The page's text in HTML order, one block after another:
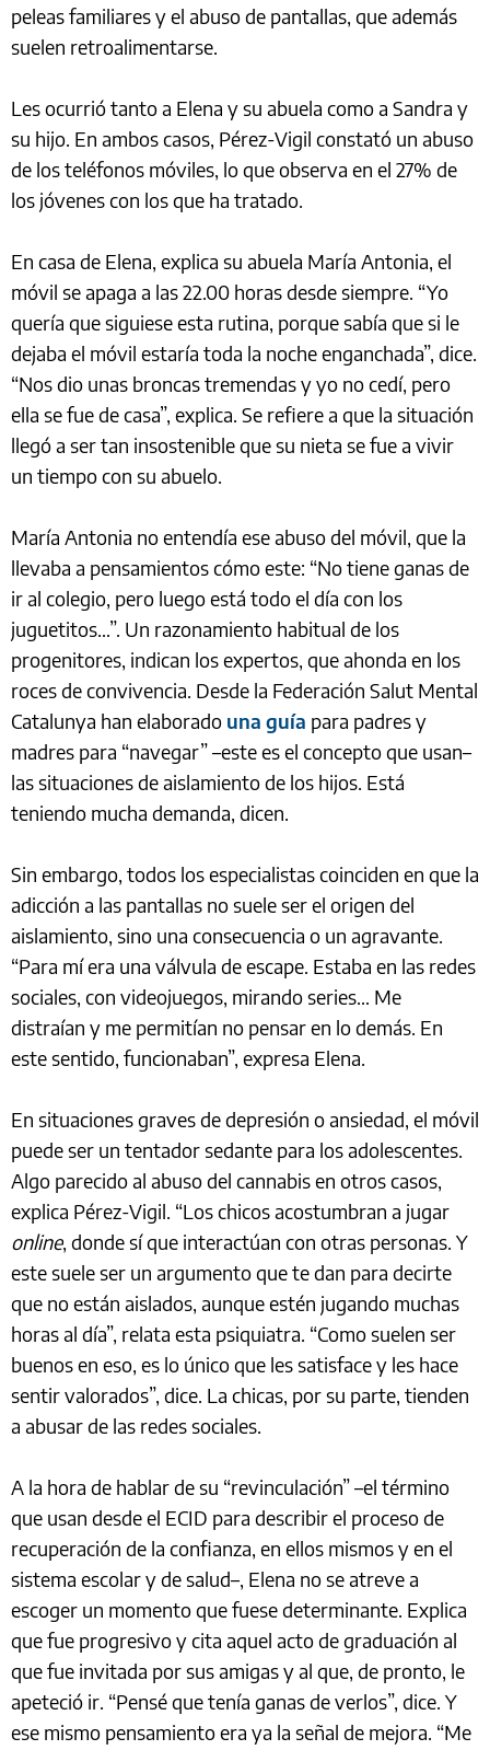
peleas familiares y el abuso de pantallas, que además
suelen retroalimentarse.
Les ocurrió tanto a Elena y su abuela como a Sandra y
su hijo. En ambos casos, Pérez-Vigil constató un abuso
de los teléfonos móviles, lo que observa en el 27% de
los jóvenes con los que ha tratado.
En casa de Elena, explica su abuela María Antonia, el
móvil se apaga a las 22.00 horas desde siempre. “Yo
quería que siguiese esta rutina, porque sabía que si le
dejaba el móvil estaría toda la noche enganchada”, dice.
“Nos dio unas broncas tremendas y yo no cedí, pero
ella se fue de casa”, explica. Se refiere a que la situación
llegó a ser tan insostenible que su nieta se fue a vivir
un tiempo con su abuelo.
María Antonia no entendía ese abuso del móvil, que la
llevaba a pensamientos cómo este: “No tiene ganas de
ir al colegio, pero luego está todo el día con los
juguetitos…”. Un razonamiento habitual de los
progenitores, indican los expertos, que ahonda en los
roces de convivencia. Desde la Federación Salut Mental
Catalunya han elaborado una guía para padres y
madres para “navegar” –este es el concepto que usan–
las situaciones de aislamiento de los hijos. Está
teniendo mucha demanda, dicen.
Sin embargo, todos los especialistas coinciden en que la
adicción a las pantallas no suele ser el origen del
aislamiento, sino una consecuencia o un agravante.
“Para mí era una válvula de escape. Estaba en las redes
sociales, con videojuegos, mirando series… Me
distraían y me permitían no pensar en lo demás. En
este sentido, funcionaban”, expresa Elena.
En situaciones graves de depresión o ansiedad, el móvil
puede ser un tentador sedante para los adolescentes.
Algo parecido al abuso del cannabis en otros casos,
explica Pérez-Vigil. “Los chicos acostumbran a jugar
online, donde sí que interactúan con otras personas. Y
este suele ser un argumento que te dan para decirte
que no están aislados, aunque estén jugando muchas
horas al día”, relata esta psiquiatra. “Como suelen ser
buenos en eso, es lo único que les satisface y les hace
sentir valorados”, dice. La chicas, por su parte, tienden
a abusar de las redes sociales.
A la hora de hablar de su “revinculación” –el término
que usan desde el ECID para describir el proceso de
recuperación de la confianza, en ellos mismos y en el
sistema escolar y de salud–, Elena no se atreve a
escoger un momento que fuese determinante. Explica
que fue progresivo y cita aquel acto de graduación al
que fue invitada por sus amigas y al que, de pronto, le
apeteció ir. “Pensé que tenía ganas de verlos”, dice. Y
ese mismo pensamiento era ya la señal de mejora. “Me